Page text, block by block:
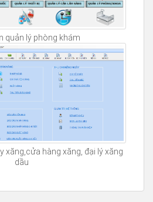
quản lý phòng khám
xăng,cửa hàng xăng, đại lý xăng
dầu